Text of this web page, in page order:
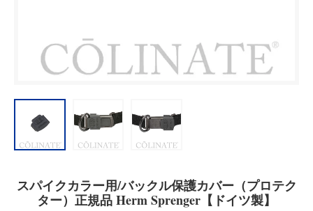
スパイクカラー用/バックル保護カバー（プロテク
ター）正規品 Herm Sprenger【ドイツ製】